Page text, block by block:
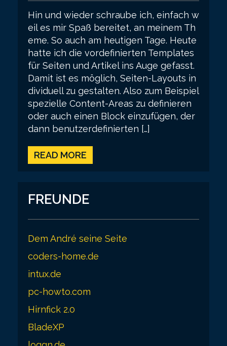
Hin und wieder schraube ich, einfach w
eil es mir Spaß bereitet, an meinem Th
eme. So auch am heutigen Tage. Heute
hatte ich die vordefinierten Templates
für Seiten und Artikel ins Auge gefasst.
Damit ist es möglich, Seiten-Layouts in
dividuell zu gestalten. Also zum Beispiel
spezielle Content-Areas zu definieren
oder auch einen Block einzufügen, der
dann benutzerdefinierten […]
READ MORE
FREUNDE
Dem André seine Seite
coders-home.de
intux.de
pc-howto.com
Hirnfick 2.0
BladeXP